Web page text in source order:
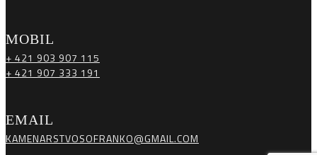
MOBIL
+ 421 903 907 115
+ 421 907 333 191
EMAIL
KAMENARSTVOSOFRANKO@GMAIL.COM